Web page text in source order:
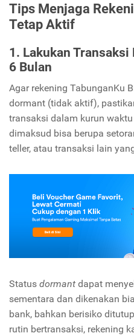
Tips Menjaga
Tetap Aktif
1. Lakukan
6 Bulan
Agar rekening TabunganKu
dormant (tidak aktif),
transaksi dalam kurun
dimaksud bisa berupa
teller, atau transaksi lain
Status dormant dapat
sementara dan dikenakan
bank, bahkan berisiko
rutin bertransaksi, rekening